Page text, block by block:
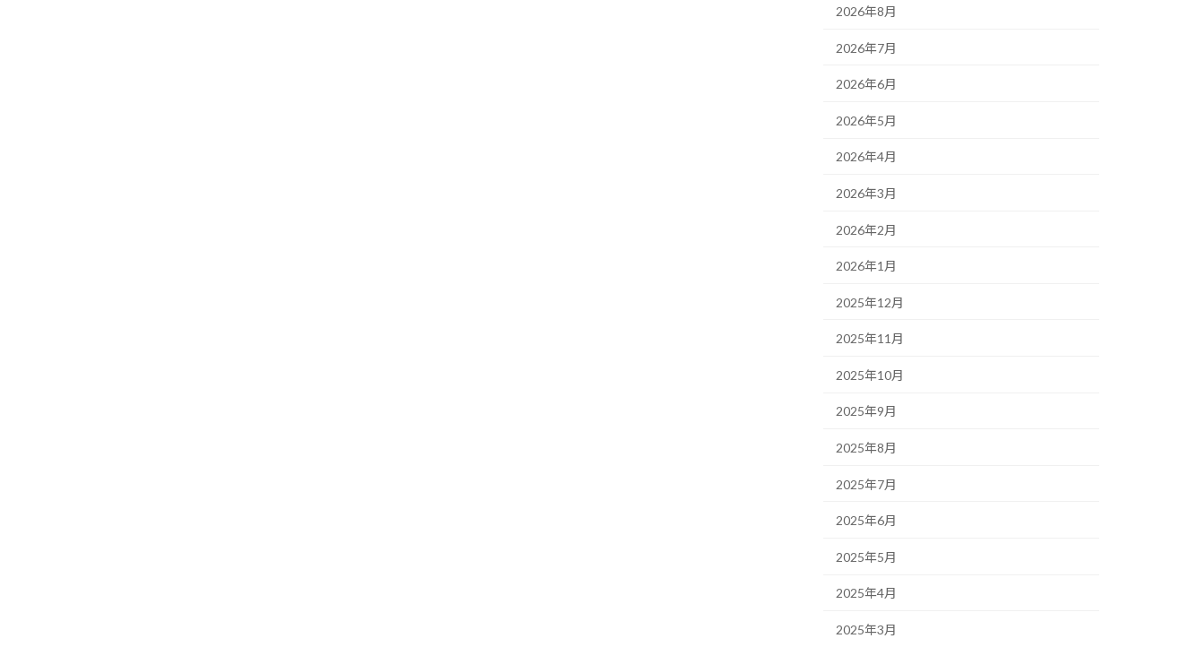
2026年8月
2026年7月
2026年6月
2026年5月
2026年4月
2026年3月
2026年2月
2026年1月
2025年12月
2025年11月
2025年10月
2025年9月
2025年8月
2025年7月
2025年6月
2025年5月
2025年4月
2025年3月